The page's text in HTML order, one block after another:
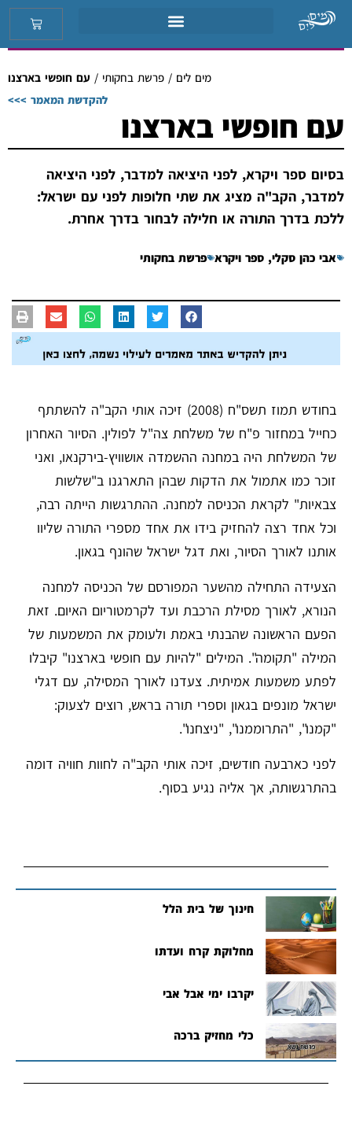
מים לים / פרשת בחקותי / עם חופשי בארצנו
להקדשת המאמר >>>
עם חופשי בארצנו
בסיום ספר ויקרא, לפני היציאה למדבר, לפני היציאה
למדבר, הקב"ה מציג את שתי חלופות לפני עם ישראל:
ללכת בדרך התורה או חלילה לבחור בדרך אחרת.
אבי כהן סקלי, ספר ויקרא פרשת בחקותי
בחודש תמוז תשס"ח (2008) זיכה אותי הקב"ה להשתתף
כחייל במחזור פ"ח של משלחת צה"ל לפולין. הסיור האחרון
של המשלחת היה במחנה ההשמדה אושוויץ-בירקנאו, ואני
זוכר כמו אתמול את הדקות שבהן התארגנו ב"שלשות
צבאיות" לקראת הכניסה למחנה. ההתרגשות הייתה רבה,
וכל אחד רצה להחזיק בידו את אחד מספרי התורה שליוו
אותנו לאורך הסיור, ואת דגל ישראל שהונף בגאון.
הצעידה התחילה מהשער המפורסם של הכניסה למחנה
הנורא, לאורך מסילת הרכבת ועד לקרמטוריום האיום. זאת
הפעם הראשונה שהבנתי באמת ולעומק את המשמעות של
המילה "תקומה". המילים "להיות עם חופשי בארצנו" קיבלו
לפתע משמעות אמיתית. צעדנו לאורך המסילה, עם דגלי
ישראל מונפים בגאון וספרי תורה בראש, רוצים לצעוק:
"קמנו", "התרוממנו", "ניצחנו".
לפני כארבעה חודשים, זיכה אותי הקב"ה לחוות חוויה דומה
בהתרגשותה, אך אליה נגיע בסוף.
חינוך של בית הלל
מחלוקת קרח ועדתו
יקרבו ימי אבל אבי
כלי מחזיק ברכה